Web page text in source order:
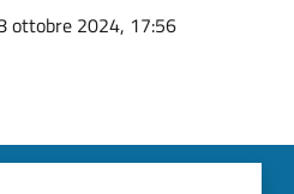
ottobre 2024, 17:56